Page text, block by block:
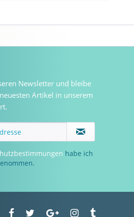
Newsletter und bleibe
Artikel in unserem
habe ich